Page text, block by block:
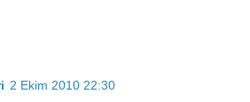
2 Ekim 2010 22:30